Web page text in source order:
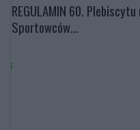
REGULAMIN 60.
Sportowców...